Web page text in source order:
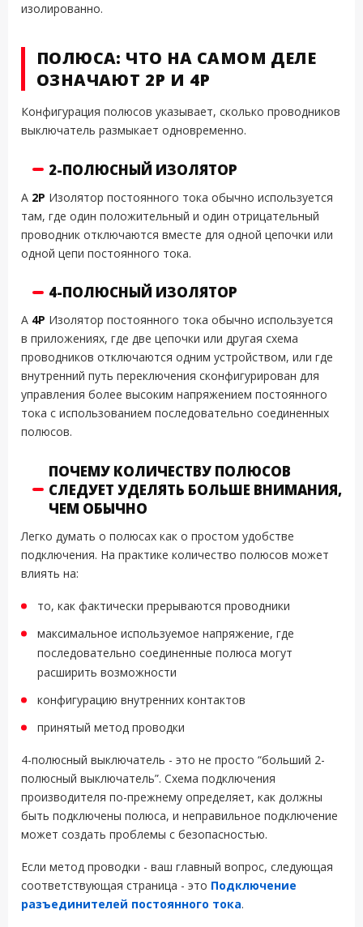
изолированно.
ПОЛЮСА: ЧТО НА САМОМ ДЕЛЕ
ОЗНАЧАЮТ 2P И 4P
Конфигурация полюсов указывает, сколько проводников
выключатель размыкает одновременно.
2-ПОЛЮСНЫЙ ИЗОЛЯТОР
A 2P Изолятор постоянного тока обычно используется
там, где один положительный и один отрицательный
проводник отключаются вместе для одной цепочки или
одной цепи постоянного тока.
4-ПОЛЮСНЫЙ ИЗОЛЯТОР
A 4P Изолятор постоянного тока обычно используется
в приложениях, где две цепочки или другая схема
проводников отключаются одним устройством, или где
внутренний путь переключения сконфигурирован для
управления более высоким напряжением постоянного
тока с использованием последовательно соединенных
полюсов.
ПОЧЕМУ КОЛИЧЕСТВУ ПОЛЮСОВ
СЛЕДУЕТ УДЕЛЯТЬ БОЛЬШЕ ВНИМАНИЯ,
ЧЕМ ОБЫЧНО
Легко думать о полюсах как о простом удобстве
подключения. На практике количество полюсов может
влиять на:
то, как фактически прерываются проводники
максимальное используемое напряжение, где
последовательно соединенные полюса могут
расширить возможности
конфигурацию внутренних контактов
принятый метод проводки
4-полюсный выключатель - это не просто “больший 2-
полюсный выключатель”. Схема подключения
производителя по-прежнему определяет, как должны
быть подключены полюса, и неправильное подключение
может создать проблемы с безопасностью.
Если метод проводки - ваш главный вопрос, следующая
соответствующая страница - это Подключение
разъединителей постоянного тока.